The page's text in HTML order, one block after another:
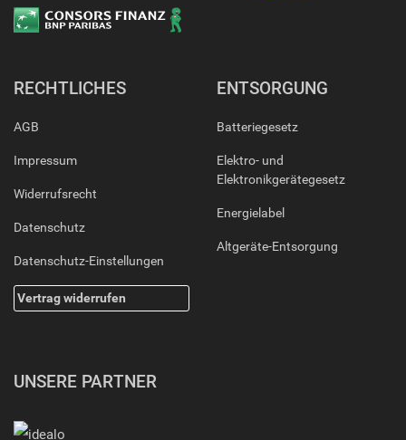
RECHTLICHES
AGB
Impressum
Widerrufsrecht
Datenschutz
Datenschutz-Einstellungen
Vertrag widerrufen
ENTSORGUNG
Batteriegesetz
Elektro- und
Elektronikgerätegesetz
Energielabel
Altgeräte-Entsorgung
UNSERE PARTNER